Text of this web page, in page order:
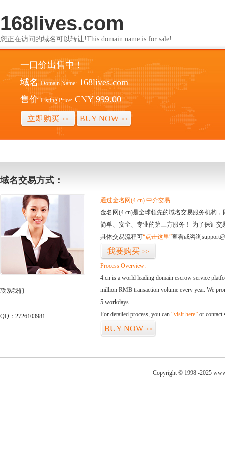
168lives.com
您正在访问的域名可以转让!This domain name is for sale!
一口价出售中！
域名 Domain Name: 168lives.com
售价 Listing Price: CNY 999.00
立即购买 >> BUY NOW >>
域名交易方式：
联系我们
QQ：2726103981
通过金名网(4.cn) 中介交易
金名网(4.cn)是全球领先的域名交易服务机构
简单、安全、专业的第三方服务！ 为了保证
具体交易流程可“点击这里”查看或咨询
我要购买 >>
Process Overview:
4.cn is a world leading domain escrow service
million RMB transaction volume every year. We
5 workdays.
For detailed process, you can “visit here” or contact
BUY NOW >>
Copyright © 1998 -2025